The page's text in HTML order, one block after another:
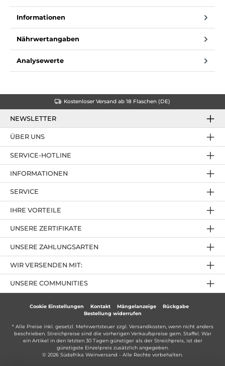
Informationen
Nährwertangaben
Analysewerte
Kostenloser Versand ab 18 Flaschen (DE)
NEWSLETTER
SERVICE-HOTLINE
IHRE VORTEILE
UNSERE ZAHLUNGSARTEN
ÜBER UNS
UNSERE ZERTIFIKATE
INFORMATIONEN
SERVICE
UNSERE COMMUNITIES
WIR VERSENDEN MIT:
Cookie Einstellungen Kontakt Mängelanzeige
Rückgabe
Bestellung widerrufen
* Alle Preise inkl. gesetzl. Mehrwertsteuer zzgl. Versandkosten, wenn nicht anders
beschrieben. Streichpreise sind die vorherigen Verkaufspreise gem. Staffel. War
ein Artikel in den letzten 30 Tagen günstiger als der Streichpreis, ist der
günstigste Einzelpreis zusätzlich angegeben.
© 2026 Südafrika Weinversand - Alle Rechte vorbehalten.